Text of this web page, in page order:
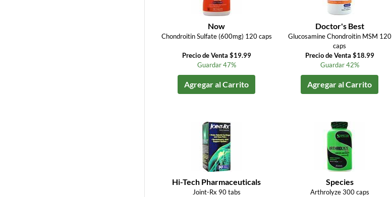
Now
Chondroitin Sulfate (600mg) 120 caps
Precio de Venta $19.99
Guardar 47%
Agregar al Carrito
Doctor's Best
Glucosamine Chondroitin MSM 120
caps
Precio de Venta $18.99
Guardar 42%
Agregar al Carrito
Hi-Tech Pharmaceuticals
Joint-Rx 90 tabs
Species
Arthrolyze 300 caps